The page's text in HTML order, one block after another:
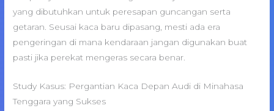
yang dibutuhkan untuk peresapan guncangan serta
getaran. Seusai kaca baru dipasang, mesti ada era
pengeringan di mana kendaraan jangan digunakan buat
pasti jika perekat mengeras secara benar.
Study Kasus: Pergantian Kaca Depan Audi di Minahasa
Tenggara yang Sukses